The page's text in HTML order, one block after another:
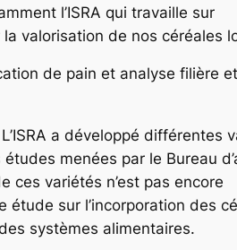
l’ISRA qui travaille sur
valorisation de nos céréales
de pain et analyse filière
a développé différentes
menées par le Bureau
ces variétés n’est pas encore
étude sur l’incorporation des
systèmes alimentaires.